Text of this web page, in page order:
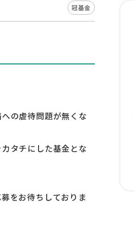
冠基金
の虐待問題が無くな
タチにした基金とな
をお待ちしておりま